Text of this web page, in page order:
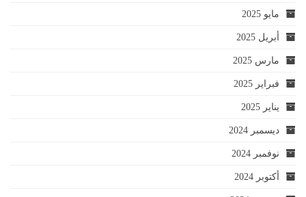
مايو 2025
أبريل 2025
مارس 2025
فبراير 2025
يناير 2025
ديسمبر 2024
نوفمبر 2024
أكتوبر 2024